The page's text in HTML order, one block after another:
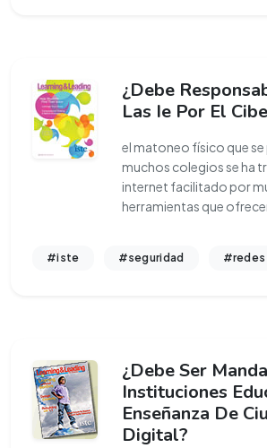
¿Debe
Las Ie Por El
el matoneo físico que se
muchos colegios se ha
internet facilitado por
herramientas que
#iste #seguridad #redes
¿Debe Ser
Instituciones
Enseñanza De
Digital?